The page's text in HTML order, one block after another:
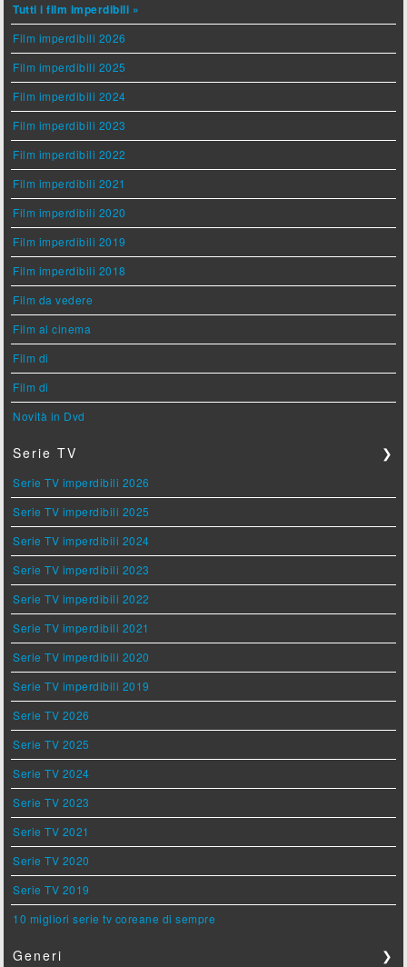
Tutti i film imperdibili »
Film imperdibili 2026
Film imperdibili 2025
Film imperdibili 2024
Film imperdibili 2023
Film imperdibili 2022
Film imperdibili 2021
Film imperdibili 2020
Film imperdibili 2019
Film imperdibili 2018
Film da vedere
Film al cinema
Film di
Film di
Novità in Dvd
Serie TV ❯
Serie TV imperdibili 2026
Serie TV imperdibili 2025
Serie TV imperdibili 2024
Serie TV imperdibili 2023
Serie TV imperdibili 2022
Serie TV imperdibili 2021
Serie TV imperdibili 2020
Serie TV imperdibili 2019
Serie TV 2026
Serie TV 2025
Serie TV 2024
Serie TV 2023
Serie TV 2021
Serie TV 2020
Serie TV 2019
10 migliori serie tv coreane di sempre
Generi ❯